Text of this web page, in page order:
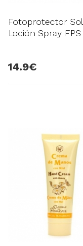
Fotoprotector
Loción Spray
14.9